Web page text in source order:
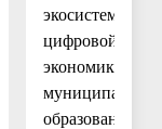
экосистемы
цифровой
экономики
муниципального
образования